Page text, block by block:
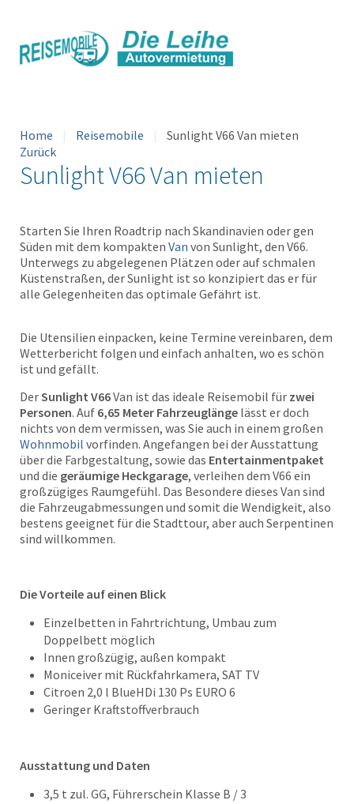
Home Reisemobile
Sunlight V66 Van mieten
Zurück
Sunlight V66 Van mieten
Starten Sie Ihren Roadtrip nach Skandinavien oder gen
Süden mit dem kompakten Van von Sunlight, den V66.
Unterwegs zu abgelegenen Plätzen oder auf schmalen
Küstenstraßen, der Sunlight ist so konzipiert das er für
alle Gelegenheiten das optimale Gefährt ist.
Die Utensilien einpacken, keine Termine vereinbaren, dem
Wetterbericht folgen und einfach anhalten, wo es schön
ist und gefällt.
DerSunlight V66Van ist das ideale Reisemobil für zwei
Personen. Auf 6,65 Meter Fahrzeuglänge lässt er doch
nichts von dem vermissen, was Sie auch in einem großen
Wohnmobil vorfinden. Angefangen bei der Ausstattung
über die Farbgestaltung, sowie das Entertainmentpaket
und die geräumige Heckgarage, verleihen dem V66 ein
großzügiges Raumgefühl. Das Besondere dieses Van sind
die Fahrzeugabmessungen und somit die Wendigkeit, also
bestens geeignet für die Stadttour, aber auch Serpentinen
sind willkommen.
Die Vorteile auf einen Blick
Einzelbetten in Fahrtrichtung, Umbau zum
Doppelbett möglich
Innen großzügig, außen kompakt
Moniceiver mit Rückfahrkamera, SAT TV
Citroen 2,0 l BlueHDi 130 Ps EURO 6
Geringer Kraftstoffverbrauch
Ausstattung und Daten
3,5 t zul. GG, Führerschein Klasse B / 3